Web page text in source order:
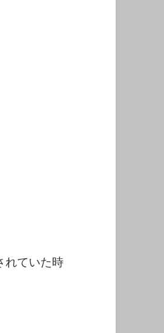
れていた時